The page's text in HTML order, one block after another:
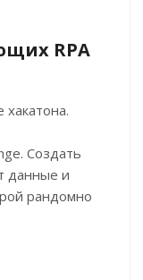
RPA
Создать
данные и
рандомно